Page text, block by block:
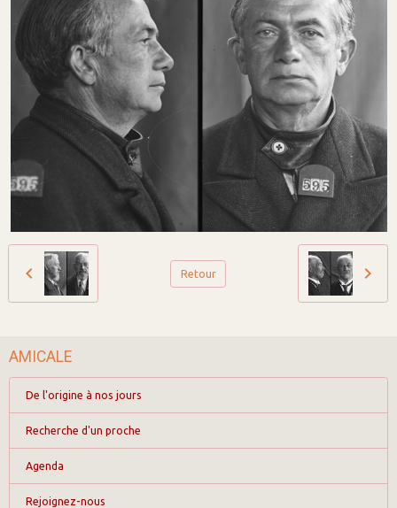
Retour
AMICALE
De l'origine à nos jours
Recherche d'un proche
Agenda
Rejoignez-nous